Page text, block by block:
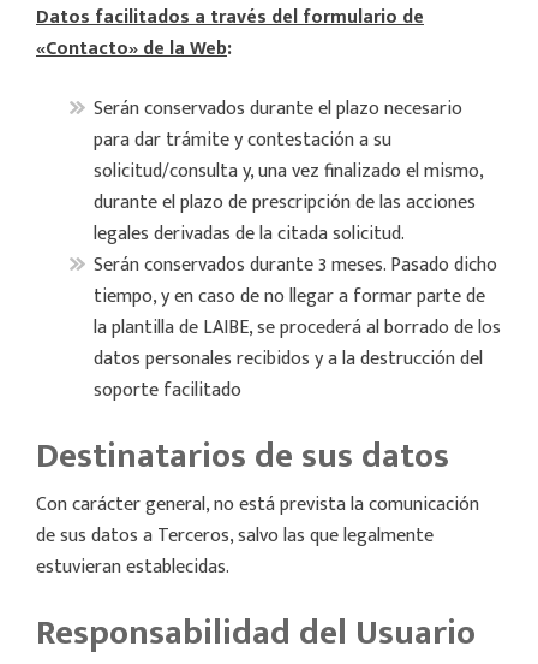
Datos facilitados a través del formulario de
«Contacto» de la Web:
Serán conservados durante el plazo necesario
para dar trámite y contestación a su
solicitud/consulta y, una vez finalizado el mismo,
durante el plazo de prescripción de las acciones
legales derivadas de la citada solicitud.
Serán conservados durante 3 meses. Pasado dicho
tiempo, y en caso de no llegar a formar parte de
la plantilla de LAIBE, se procederá al borrado de los
datos personales recibidos y a la destrucción del
soporte facilitado
Destinatarios de sus datos
Con carácter general, no está prevista la comunicación
de sus datos a Terceros, salvo las que legalmente
estuvieran establecidas.
Responsabilidad del Usuario